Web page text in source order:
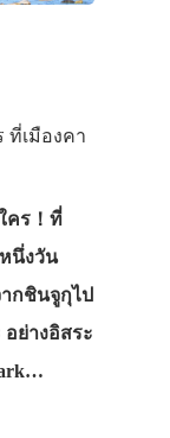
ที่เมืองคา
คร！ที่
นึ่งวัน
กชินจูกุไป
ย่างอิสระ